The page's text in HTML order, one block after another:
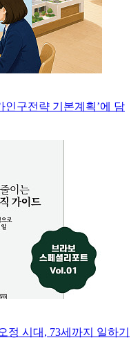
인구전략 기본계획’에 담
정 시대, 73세까지 일하기